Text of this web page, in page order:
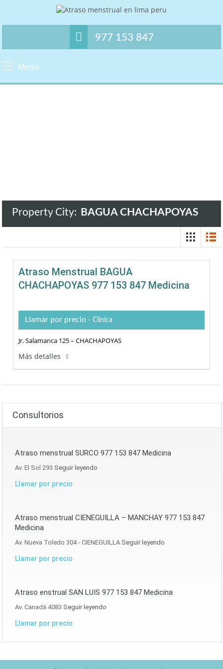
977 153 847
Menú
Property City: BAGUA CHACHAPOYAS
Atraso Menstrual BAGUA
CHACHAPOYAS 977 153 847 Medicina
Llamar por precio - Clinica
Jr. Salamanca 125 – CHACHAPOYAS
Más detalles
Consultorios
Atraso menstrual SURCO 977 153 847 Medicina
Av. El Sol 293 Seguir leyendo
Llamar por precio
Atraso menstrual CIENEGUILLA – MANCHAY 977 153 847
Medicina
Av. Nueva Toledo 304 - CIENEGUILLA Seguir leyendo
Llamar por precio
Atraso enstrual SAN LUIS 977 153 847 Medicina
Av. Canadá 4083 Seguir leyendo
Llamar por precio